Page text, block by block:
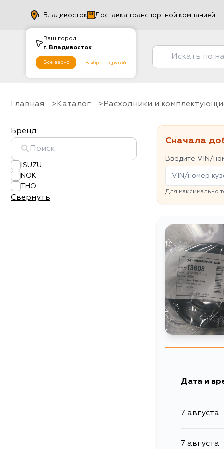
Ваш город
г. Владивосток
Все верно Выбрать другой
г. Владивосток Доставка транспортной компанией
Главная Каталог Расходники и
Бренд
ISUZU
NOK
THO
Свернуть
Сначала
Введите VIN/
Для максимально
Дата и
7 августа
7 августа